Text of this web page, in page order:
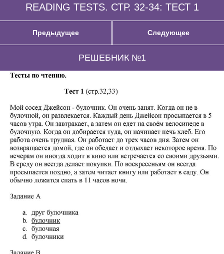
READING TESTS. СТР. 32-34: ТЕСТ 1
Предыдущее Следующее
РЕШЕБНИК №1